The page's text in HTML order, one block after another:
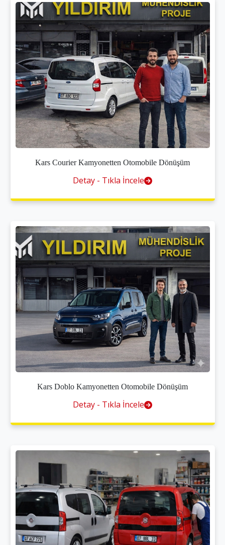
Kars Courier Kamyonetten Otomobile Dönüşüm
Detay - Tıkla İncele
Kars Doblo Kamyonetten Otomobile Dönüşüm
Detay - Tıkla İncele